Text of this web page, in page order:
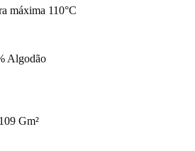
máxima 110°C
Algodão
Gm²